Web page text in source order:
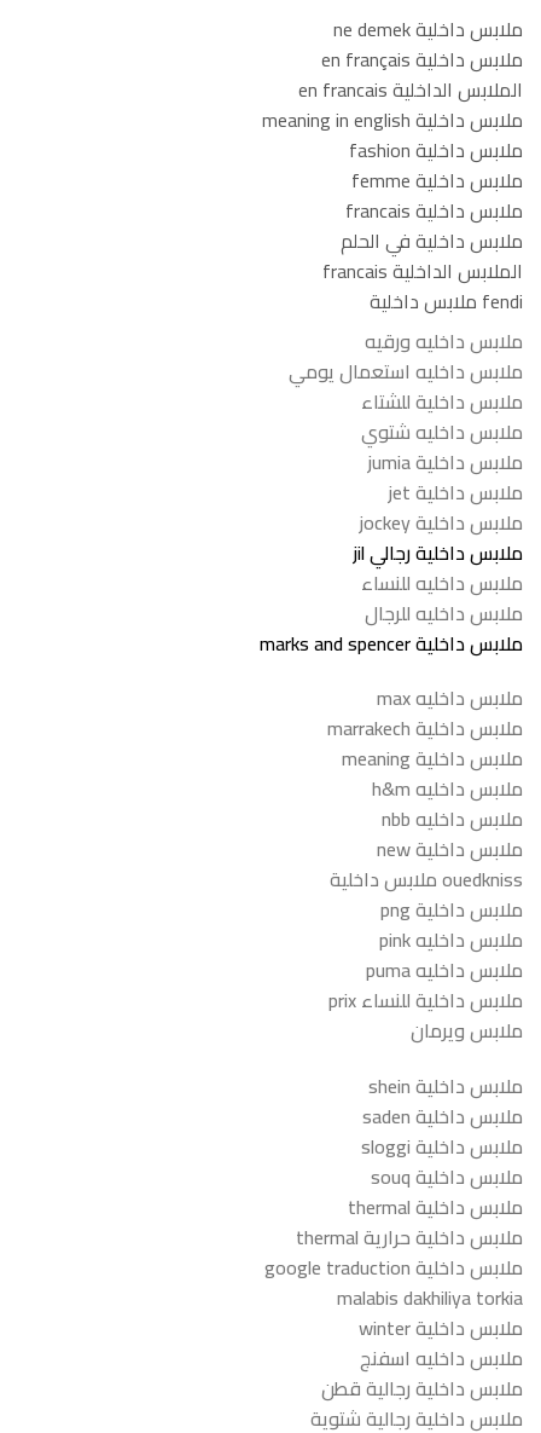
ملابس داخلية ne demek
ملابس داخلية en français
الملابس الداخلية en francais
ملابس داخلية meaning in english
ملابس داخلية fashion
ملابس داخلية femme
ملابس داخلية francais
ملابس داخلية في الحلم
الملابس الداخلية francais
fendi ملابس داخلية
ملابس داخليه ورقيه
ملابس داخليه استعمال يومي
ملابس داخلية للشتاء
ملابس داخليه شتوي
ملابس داخلية jumia
ملابس داخلية jet
ملابس داخلية jockey
ملابس داخلية رجالي jil
ملابس داخليه للنساء
ملابس داخليه للرجال
ملابس داخلية marks and spencer
ملابس داخليه max
ملابس داخلية marrakech
ملابس داخلية meaning
ملابس داخليه h&m
ملابس داخليه nbb
ملابس داخلية new
ouedkniss ملابس داخلية
ملابس داخلية png
ملابس داخليه pink
ملابس داخليه puma
ملابس داخلية للنساء prix
ملابس ويرمان
ملابس داخلية shein
ملابس داخلية saden
ملابس داخلية sloggi
ملابس داخلية souq
ملابس داخلية thermal
ملابس داخلية حرارية thermal
ملابس داخلية google traduction
malabis dakhiliya torkia
ملابس داخلية winter
ملابس داخليه اسفنج
ملابس داخلية رجالية قطن
ملابس داخلية رجالية شتوية